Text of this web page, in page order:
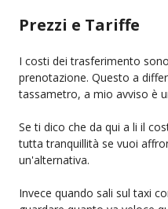
Prezzi e Tariffe
I costi dei trasferimento
prenotazione. Questo a
tassametro, a mio avviso è
Se ti dico che da qui a li il
tutta tranquillità se vuoi
un'alternativa.
Invece quando sali sul taxi